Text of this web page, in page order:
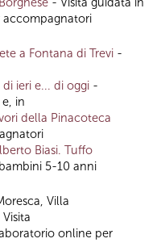
a Fontana di Trevi -
di ieri e... di oggi -
in
della Pinacoteca
Biasi. Tuffo
5-10 anni
Villa
online per